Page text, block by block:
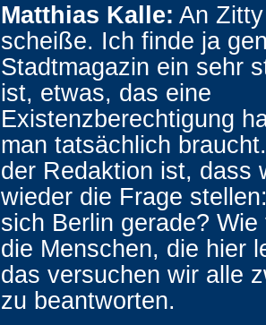
Matthias Kalle: An
scheiße. Ich finde ja
Stadtmagazin ein sehr
ist, etwas, das eine
Existenzberechtigung
man tatsächlich
der Redaktion ist, dass
wieder die Frage
sich Berlin gerade?
die Menschen, die hier
das versuchen wir alle
zu beantworten.